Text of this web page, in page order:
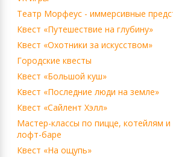
Театр Морфеус - иммерсивные
Квест «Путешествие на глубину»
Квест «Охотники за искусством»
Городские квесты
Квест «Большой куш»
Квест «Последние люди на земле»
Квест «Сайлент Хэлл»
Мастер-классы по пицце, котейлям
лофт-баре
Квест «На ощупь»